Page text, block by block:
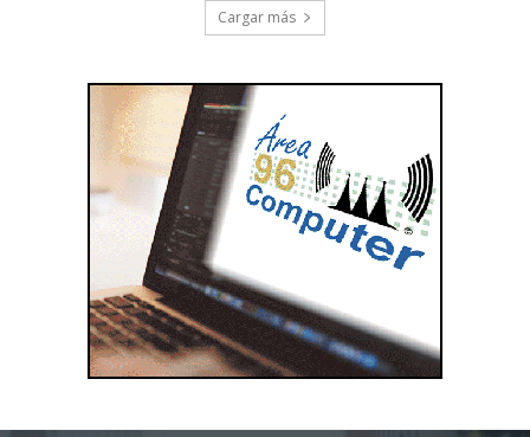
Cargar más